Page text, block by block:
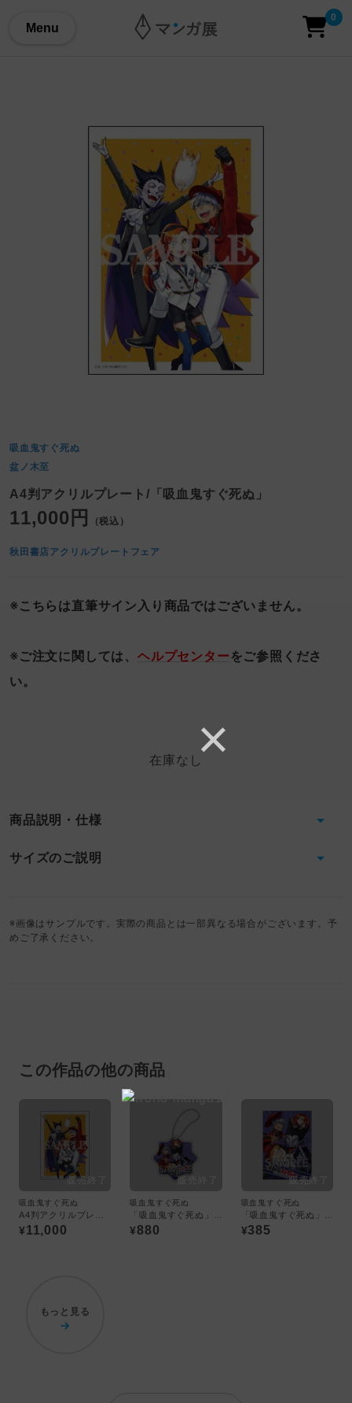
Menu
0
吸血鬼すぐ死ぬ
盆ノ木至
A4判アクリルプレート/「吸血鬼すぐ死ぬ」
11,000円 （税込）
秋田書店アクリルプレートフェア
※こちらは直筆サイン入り商品ではございません。
※ご注文に関しては、 ヘルプセンター をご参照くださ
い。
在庫なし
商品説明・仕様
サイズのご説明
※画像はサンプルです。実際の商品とは一部異なる場合がございます。予
めご了承ください。
この作品の他の商品
吸血鬼すぐ死ぬ
¥11,000
吸血鬼すぐ死ぬ
¥880
吸血鬼すぐ死ぬ
¥385
もっと見る